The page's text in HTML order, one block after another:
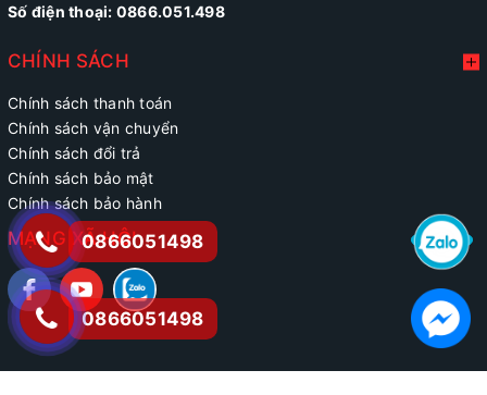
Số điện thoại: 0866.051.498
CHÍNH SÁCH
Chính sách thanh toán
Chính sách vận chuyển
Chính sách đổi trả
Chính sách bảo mật
Chính sách bảo hành
MẠNG XÃ HỘI
0866051498
0866051498